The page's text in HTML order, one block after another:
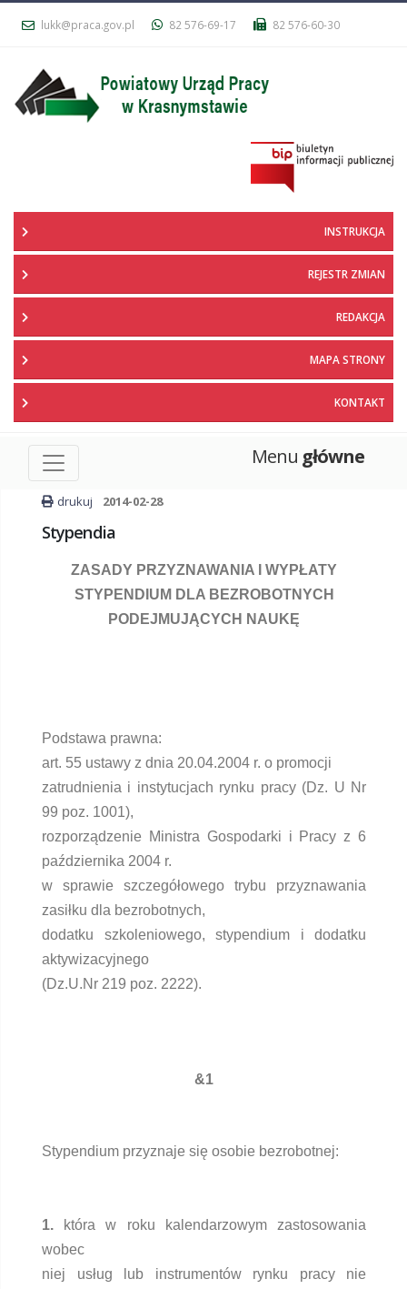
lukk@praca.gov.pl 82 576-69-17 82 576-60-30
INSTRUKCJA
REJESTR ZMIAN
REDAKCJA
MAPA STRONY
KONTAKT
Menu główne
drukuj 2014-02-28
Stypendia
ZASADY PRZYZNAWANIA I WYPŁATY
STYPENDIUM DLA BEZROBOTNYCH
PODEJMUJĄCYCH NAUKĘ
Podstawa prawna:
art. 55 ustawy z dnia 20.04.2004 r. o promocji
zatrudnienia i instytucjach rynku pracy (Dz. U Nr
99 poz. 1001),
rozporządzenie Ministra Gospodarki i Pracy z 6
października 2004 r.
w sprawie szczegółowego trybu przyznawania
zasiłku dla bezrobotnych,
dodatku szkoleniowego, stypendium i dodatku
aktywizacyjnego
(Dz.U.Nr 219 poz. 2222).
&1
Stypendium przyznaje się osobie bezrobotnej:
1. która w roku kalendarzowym zastosowania
wobec
niej usług lub instrumentów rynku pracy nie